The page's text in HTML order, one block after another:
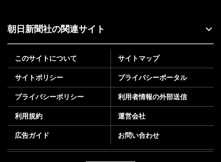
朝日新聞社の関連サイト
このサイトについて サイトマップ
サイトポリシー プライバシーポータル
プライバシーポリシー 利用者情報の外部送信
利用規約 運営会社
広告ガイド お問い合わせ